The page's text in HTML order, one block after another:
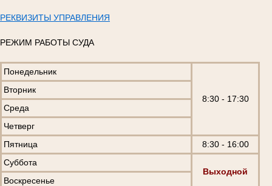
РЕКВИЗИТЫ УПРАВЛЕНИЯ
РЕЖИМ РАБОТЫ СУДА
Понедельник
8:30 - 17:30
Вторник
Среда
Четверг
Пятница
8:30 - 16:00
Суббота
Выходной
Воскресенье